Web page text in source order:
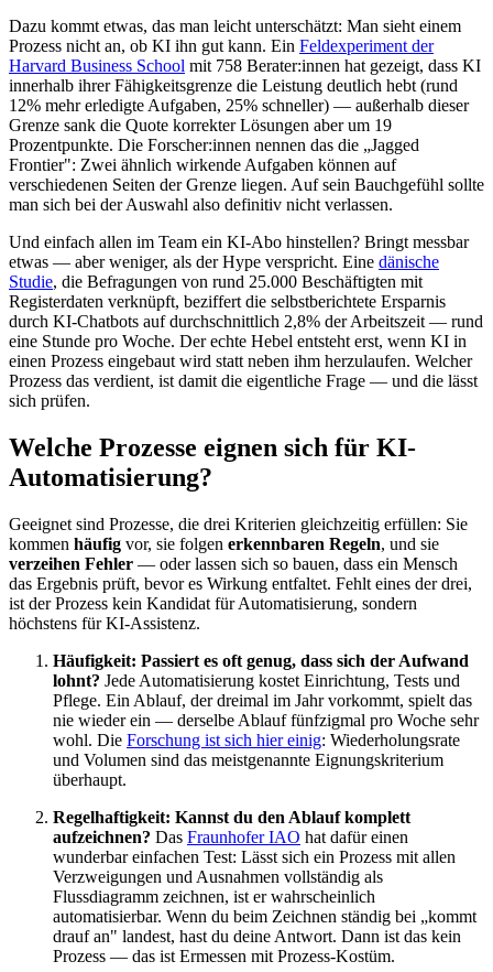
Dazu kommt etwas, das man leicht unterschätzt: Man sieht einem
Prozess nicht an, ob KI ihn gut kann. Ein Feldexperiment der
Harvard Business School mit 758 Berater:innen hat gezeigt, dass KI
innerhalb ihrer Fähigkeitsgrenze die Leistung deutlich hebt (rund
12% mehr erledigte Aufgaben, 25% schneller) — außerhalb dieser
Grenze sank die Quote korrekter Lösungen aber um 19
Prozentpunkte. Die Forscher:innen nennen das die „Jagged
Frontier": Zwei ähnlich wirkende Aufgaben können auf
verschiedenen Seiten der Grenze liegen. Auf sein Bauchgefühl sollte
man sich bei der Auswahl also definitiv nicht verlassen.
Und einfach allen im Team ein KI-Abo hinstellen? Bringt messbar
etwas — aber weniger, als der Hype verspricht. Eine dänische
Studie, die Befragungen von rund 25.000 Beschäftigten mit
Registerdaten verknüpft, beziffert die selbstberichtete Ersparnis
durch KI-Chatbots auf durchschnittlich 2,8% der Arbeitszeit — rund
eine Stunde pro Woche. Der echte Hebel entsteht erst, wenn KI in
einen Prozess eingebaut wird statt neben ihm herzulaufen. Welcher
Prozess das verdient, ist damit die eigentliche Frage — und die lässt
sich prüfen.
Welche Prozesse eignen sich für KI-
Automatisierung?
Geeignet sind Prozesse, die drei Kriterien gleichzeitig erfüllen: Sie
kommen häufig vor, sie folgen erkennbaren Regeln, und sie
verzeihen Fehler — oder lassen sich so bauen, dass ein Mensch
das Ergebnis prüft, bevor es Wirkung entfaltet. Fehlt eines der drei,
ist der Prozess kein Kandidat für Automatisierung, sondern
höchstens für KI-Assistenz.
Häufigkeit: Passiert es oft genug, dass sich der Aufwand
lohnt? Jede Automatisierung kostet Einrichtung, Tests und
Pflege. Ein Ablauf, der dreimal im Jahr vorkommt, spielt das
nie wieder ein — derselbe Ablauf fünfzigmal pro Woche sehr
wohl. Die Forschung ist sich hier einig: Wiederholungsrate
und Volumen sind das meistgenannte Eignungskriterium
überhaupt.
Regelhaftigkeit: Kannst du den Ablauf komplett
aufzeichnen? Das Fraunhofer IAO hat dafür einen
wunderbar einfachen Test: Lässt sich ein Prozess mit allen
Verzweigungen und Ausnahmen vollständig als
Flussdiagramm zeichnen, ist er wahrscheinlich
automatisierbar. Wenn du beim Zeichnen ständig bei „kommt
drauf an" landest, hast du deine Antwort. Dann ist das kein
Prozess — das ist Ermessen mit Prozess-Kostüm.